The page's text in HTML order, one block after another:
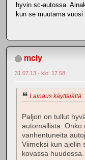
hyvin sc-autossa.
kun se muutama vuosi
mcly
31.07.13 - klo: 17.58
Lainaus käyttäjältä:
Paljon on tullut
automallista. Onko
vanhentuneita
Viimeksi kun ajelin
kovassa huudossa.